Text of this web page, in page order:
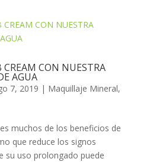
CREAM CON NUESTRA
AGUA
7, 2019 | Maquillaje Mineral,
muchos de los beneficios de
que reduce los signos
su uso prolongado puede